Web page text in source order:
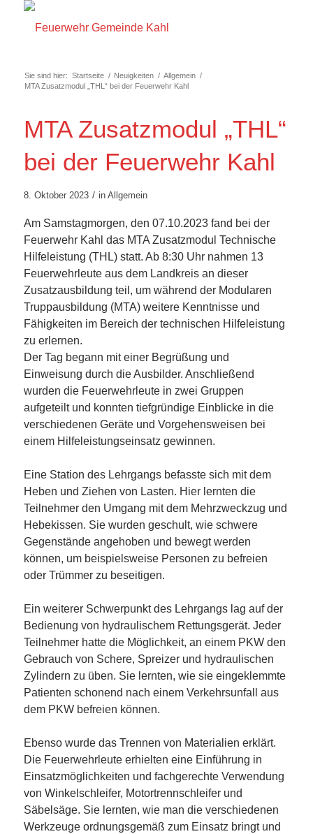
Sie sind hier: Startseite / Neuigkeiten / Allgemein /
MTA Zusatzmodul „THL“ bei der Feuerwehr Kahl
MTA Zusatzmodul „THL“
bei der Feuerwehr Kahl
8. Oktober 2023 / in Allgemein
Am Samstagmorgen, den 07.10.2023 fand bei der
Feuerwehr Kahl das MTA Zusatzmodul Technische
Hilfeleistung (THL) statt. Ab 8:30 Uhr nahmen 13
Feuerwehrleute aus dem Landkreis an dieser
Zusatzausbildung teil, um während der Modularen
Truppausbildung (MTA) weitere Kenntnisse und
Fähigkeiten im Bereich der technischen Hilfeleistung
zu erlernen.
Der Tag begann mit einer Begrüßung und
Einweisung durch die Ausbilder. Anschließend
wurden die Feuerwehrleute in zwei Gruppen
aufgeteilt und konnten tiefgründige Einblicke in die
verschiedenen Geräte und Vorgehensweisen bei
einem Hilfeleistungseinsatz gewinnen.
Eine Station des Lehrgangs befasste sich mit dem
Heben und Ziehen von Lasten. Hier lernten die
Teilnehmer den Umgang mit dem Mehrzweckzug und
Hebekissen. Sie wurden geschult, wie schwere
Gegenstände angehoben und bewegt werden
können, um beispielsweise Personen zu befreien
oder Trümmer zu beseitigen.
Ein weiterer Schwerpunkt des Lehrgangs lag auf der
Bedienung von hydraulischem Rettungsgerät. Jeder
Teilnehmer hatte die Möglichkeit, an einem PKW den
Gebrauch von Schere, Spreizer und hydraulischen
Zylindern zu üben. Sie lernten, wie sie eingeklemmte
Patienten schonend nach einem Verkehrsunfall aus
dem PKW befreien können.
Ebenso wurde das Trennen von Materialien erklärt.
Die Feuerwehrleute erhielten eine Einführung in
Einsatzmöglichkeiten und fachgerechte Verwendung
von Winkelschleifer, Motortrennschleifer und
Säbelsäge. Sie lernten, wie man die verschiedenen
Werkzeuge ordnungsgemäß zum Einsatz bringt und